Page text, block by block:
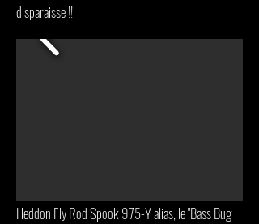
disparaisse !!
Heddon Fly Rod Spook 975-Y alias, le "Bass Bug